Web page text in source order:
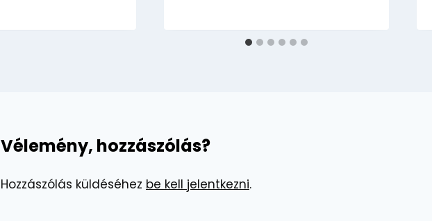
Vélemény, hozzászólás?
Hozzászólás küldéséhez be kell jelentkezni.